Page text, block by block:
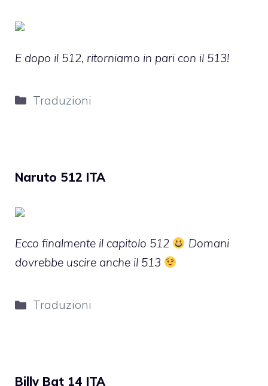
E dopo il 512, ritorniamo in pari con il 513!
Categorie
Traduzioni
Naruto 512 ITA
Ecco finalmente il capitolo 512
Domani
dovrebbe uscire anche il 513
Categorie
Traduzioni
Billy Bat 14 ITA